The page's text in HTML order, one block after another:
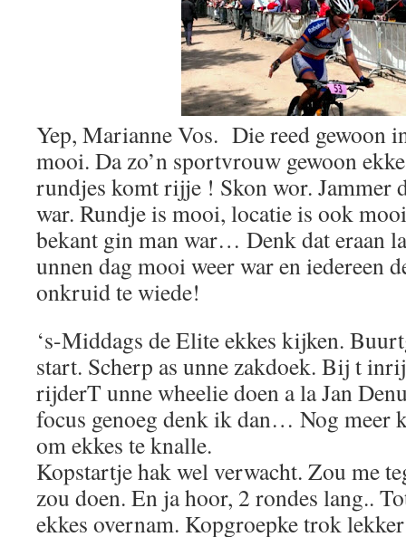
Yep, Marianne Vos. Die reed gewoon
mooi. Da zo’n sportvrouw gewoon
rundjes komt rijje ! Skon wor. Jammer
war. Rundje is mooi, locatie is ook
bekant gin man war… Denk dat eraan
unnen dag mooi weer war en iedereen
onkruid te wiede!
‘s-Middags de Elite ekkes kijken.
start. Scherp as unne zakdoek. Bij t
rijderT unne wheelie doen a la Jan
focus genoeg denk ik dan… Nog meer
om ekkes te knalle.
Kopstartje hak wel verwacht. Zou me
zou doen. En ja hoor, 2 rondes lang..
ekkes overnam. Kopgroepke trok